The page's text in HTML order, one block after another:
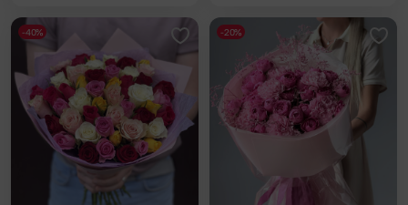
Добавить в избранное
-40% -20%